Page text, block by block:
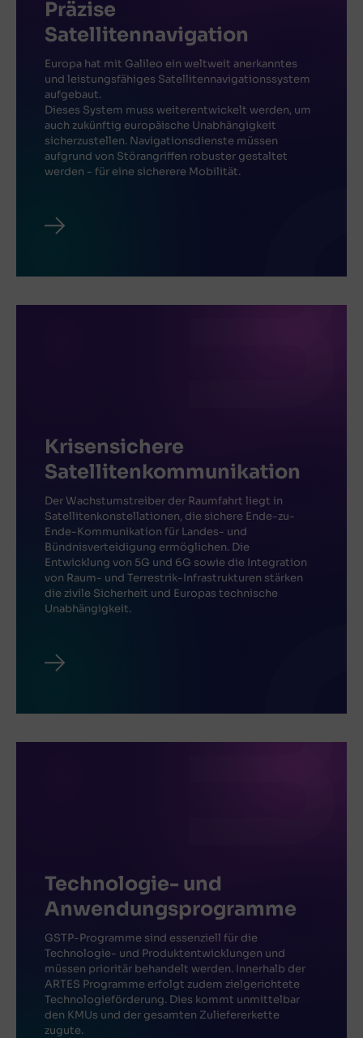
Präzise
Satellitennavigation
Europa hat mit Galileo ein weltweit anerkanntes
und leistungsfähiges Satellitennavigationssystem
aufgebaut.
Dieses System muss weiterentwickelt werden, um
auch zukünftig europäische Unabhängigkeit
sicherzustellen. Navigationsdienste müssen
aufgrund von Störangriffen robuster gestaltet
werden - für eine sicherere Mobilität.
Krisensichere
Satellitenkommunikation
Der Wachstumstreiber der Raumfahrt liegt in
Satellitenkonstellationen, die sichere Ende-zu-
Ende-Kommunikation für Landes- und
Bündnisverteidigung ermöglichen. Die
Entwicklung von 5G und 6G sowie die Integration
von Raum- und Terrestrik-Infrastrukturen stärken
die zivile Sicherheit und Europas technische
Unabhängigkeit.
Technologie- und
Anwendungsprogramme
GSTP-Programme sind essenziell für die
Technologie- und Produktentwicklungen und
müssen prioritär behandelt werden. Innerhalb der
ARTES Programme erfolgt zudem zielgerichtete
Technologieförderung. Dies kommt unmittelbar
den KMUs und der gesamten Zuliefererkette
zugute.